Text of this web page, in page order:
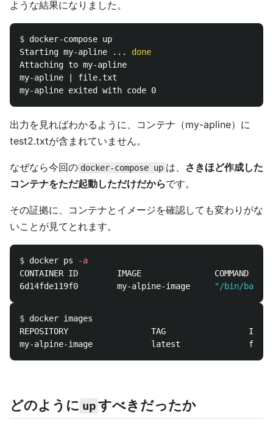
ような結果になりました。
$ docker-compose up
Starting my-apline ...
Attaching to my-apline
my-apline | file.txt
出力を見ればわかるように、コンテナ（my-apline）に
test2.txtが含まれていません。
なぜなら今回の docker-compose up は、 さきほど作成した
コンテナをただ起動しただけだからです。
その証拠に、コンテナとイメージを確認しても変わりがな
いことが見てとれます。
$ docker ps
-a
CONTAINER ID        IMAGE
6d14fde119f0        my-alpine-image
"/bin/bash"
$ docker images
REPOSITORY                 TAG
どのように upすべきだったか